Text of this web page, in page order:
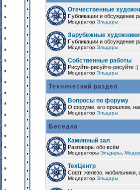
Отечественные
Публикации и обсуждение
Модератор Эльдары
Зарубежные художники
Публикации и обсуждение
Модератор Эльдары
Собственные работы
Рисуйте-рисуйте-рисуйте :)
Модератор Эльдары
Технический раздел
Вопросы по форуму
О форуме, его прошлом,
Модератор Эльдары
Беседка
Каминный зал
Разговоры обо всём
Модераторы Эльдары
ТехЦентр
Софт, железо, мобильники,
Модератор Эльдары